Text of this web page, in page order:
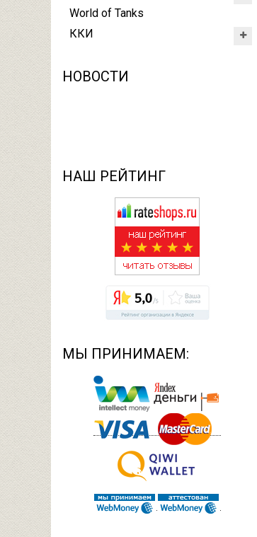
World of Tanks
ККИ
НОВОСТИ
НАШ РЕЙТИНГ
МЫ ПРИНИМАЕМ: